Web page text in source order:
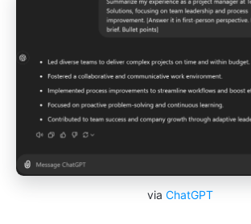
via ChatGPT